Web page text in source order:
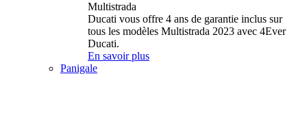
Multistrada
Ducati vous offre 4 ans de garantie inclus sur
tous les modèles Multistrada 2023 avec 4Ever
Ducati.
En savoir plus
Panigale